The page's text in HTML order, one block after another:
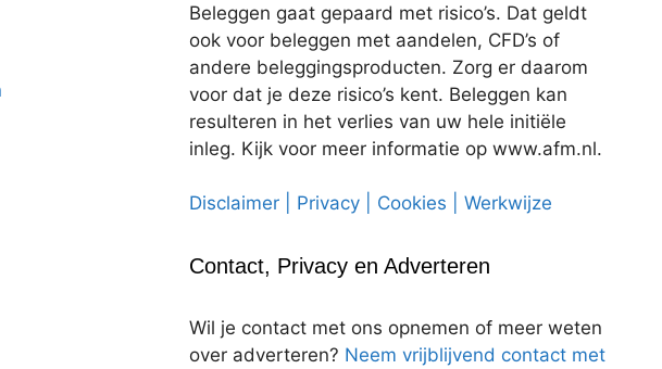
Beleggen gaat gepaard met risico’s. Dat geldt
ook voor beleggen met aandelen, CFD’s of
andere beleggingsproducten. Zorg er daarom
voor dat je deze risico’s kent. Beleggen kan
resulteren in het verlies van uw hele initiële
inleg. Kijk voor meer informatie op www.afm.nl.
Disclaimer | Privacy | Cookies | Werkwijze
Contact, Privacy en Adverteren
Wil je contact met ons opnemen of meer weten
over adverteren? Neem vrijblijvend contact met